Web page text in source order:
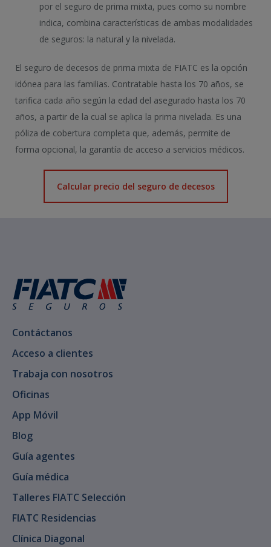
por el seguro de prima mixta, pues como su nombre
indica, combina características de ambas modalidades
de seguros: la natural y la nivelada.
El seguro de decesos de prima mixta de FIATC es la opción
idónea para las familias. Contratable hasta los 70 años, se
tarifica cada año según la edad del asegurado hasta los 70
años, a partir de la cual se aplica la prima nivelada. Es una
póliza de cobertura completa que, además, permite de
forma opcional, la garantía de acceso a servicios médicos.
Calcular precio del seguro de decesos
Contáctanos
Acceso a clientes
Trabaja con nosotros
Oficinas
App Móvil
Blog
Guía agentes
Guía médica
Talleres FIATC Selección
FIATC Residencias
Clínica Diagonal